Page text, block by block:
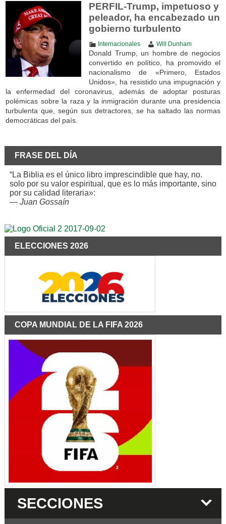
PERFIL-Trump, impetuoso y
peleador, ha encabezado un
gobierno turbulento
Internacionales Will Dunham
Donald Trump, un hombre de negocios
convertido en político, ha promovido el
nacionalismo de «Primero, Estados
Unidos», ha resistido una impugnación y
la enfermedad del coronavirus, además de adoptar posturas
polémicas sobre la raza y la inmigración durante una presidencia
turbulenta que, según sus detractores, se ha saltado las normas
democráticas del país.
FRASE DEL DÍA
“La Biblia es el único libro imprescindible que hay, no.
solo por su valor espiritual, que es lo más importante, sino
por su calidad literaria»:
— Juan Gossaín
ELECCIONES 2026
COPA MUNDIAL DE LA FIFA 2026
SECCIONES